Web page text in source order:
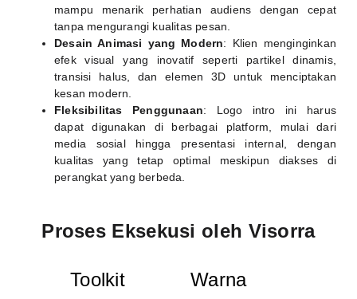
mampu menarik perhatian audiens dengan cepat
tanpa mengurangi kualitas pesan.
Desain Animasi yang Modern: Klien menginginkan
efek visual yang inovatif seperti partikel dinamis,
transisi halus, dan elemen 3D untuk menciptakan
kesan modern.
Fleksibilitas Penggunaan: Logo intro ini harus
dapat digunakan di berbagai platform, mulai dari
media sosial hingga presentasi internal, dengan
kualitas yang tetap optimal meskipun diakses di
perangkat yang berbeda.
Proses Eksekusi oleh Visorra
Toolkit Warna